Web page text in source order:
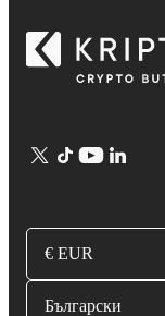
€ EUR
Български